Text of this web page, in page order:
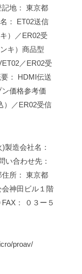
記地： 東京都
： ET02送信
）／ER02受
キ） 商品型
／ER02受
： HDMI伝送
ン価格参考価
）／ER02受信
)製造会社名：
い合わせ先：
住所： 東京都
神田ビル１階
FAX： ０３ー５
proav/